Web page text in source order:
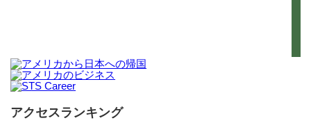
アクセスランキング